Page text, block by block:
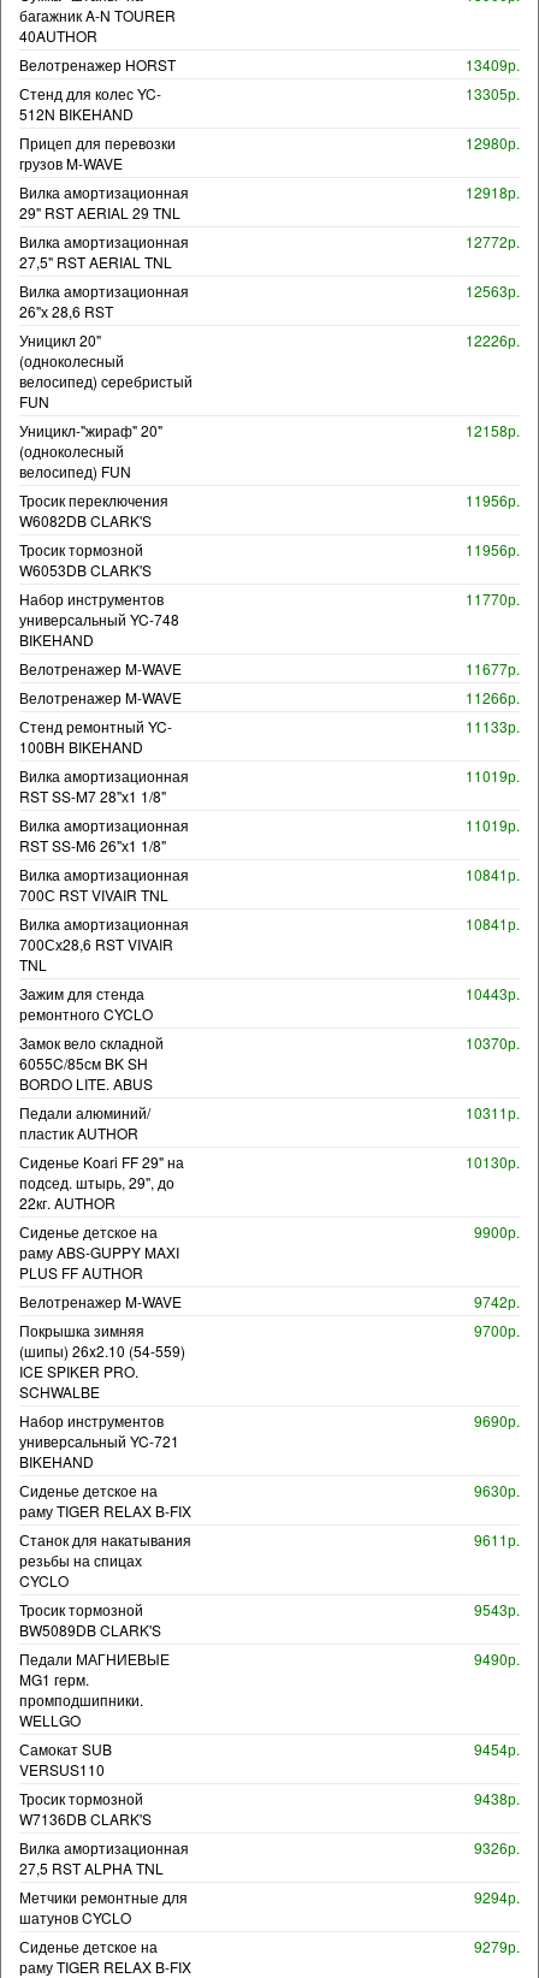
багажник A-N TOURER
40AUTHOR
Велотренажер HORST
13409р.
Стенд для колес YC-
512N BIKEHAND
13305р.
Прицеп для перевозки
грузов M-WAVE
12980р.
Вилка амортизационная
29" RST AERIAL 29 TNL
12918р.
Вилка амортизационная
27,5" RST AERIAL TNL
12772р.
Вилка амортизационная
26"х 28,6 RST
12563р.
Уницикл 20"
(одноколесный
велосипед) серебристый
FUN
12226р.
Уницикл-"жираф" 20"
(одноколесный
велосипед) FUN
12158р.
Тросик переключения
W6082DB CLARK'S
11956р.
Тросик тормозной
W6053DB CLARK'S
11956р.
Набор инструментов
универсальный YC-748
BIKEHAND
11770р.
Велотренажер M-WAVE
11677р.
Велотренажер M-WAVE
11266р.
Стенд ремонтный YC-
100BH BIKEHAND
11133р.
Вилка амортизационная
RST SS-M7 28"х1 1/8"
11019р.
Вилка амортизационная
RST SS-M6 26"х1 1/8"
11019р.
Вилка амортизационная
700С RST VIVAIR TNL
10841р.
Вилка амортизационная
700Сх28,6 RST VIVAIR
TNL
10841р.
Зажим для стенда
ремонтного CYCLO
10443р.
Замок вело складной
6055C/85см BK SH
BORDO LITE. ABUS
10370р.
Педали алюминий/
пластик AUTHOR
10311р.
Сиденье Koari FF 29" на
подсед. штырь, 29", до
22кг. AUTHOR
10130р.
Сиденье детское на
раму ABS-GUPPY MAXI
PLUS FF AUTHOR
9900р.
Велотренажер M-WAVE
9742р.
Покрышка зимняя
(шипы) 26x2.10 (54-559)
ICE SPIKER PRO.
SCHWALBE
9700р.
Набор инструментов
универсальный YC-721
BIKEHAND
9690р.
Сиденье детское на
раму TIGER RELAX B-FIX
9630р.
Станок для накатывания
резьбы на спицах
CYCLO
9611р.
Тросик тормозной
BW5089DB CLARK'S
9543р.
Педали МАГНИЕВЫЕ
MG1 герм.
промподшипники.
WELLGO
9490р.
Самокат SUB
VERSUS110
9454р.
Тросик тормозной
W7136DB CLARK'S
9438р.
Вилка амортизационная
27,5 RST ALPHA TNL
9326р.
Метчики ремонтные для
шатунов CYCLO
9294р.
Сиденье детское на
раму TIGER RELAX B-FIX
9279р.